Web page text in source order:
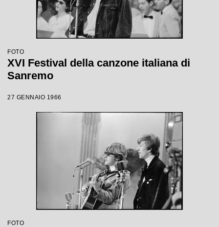
FOTO
XVI Festival della canzone italiana di
Sanremo
27 GENNAIO 1966
FOTO